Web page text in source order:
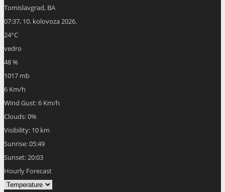
Tomislavgrad, BA
07:37, 10. kolovoza 2026.
24°C
vedro
48 %
1017 mb
6 Km/h
Wind Gust:6 Km/h
Clouds:0%
Visibility: 10 km
Sunrise:05:49
Sunset:20:03
Hourly Forecast